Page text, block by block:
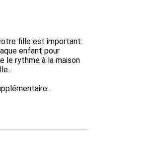
fille est important.
enfant pour
le rythme à la maison